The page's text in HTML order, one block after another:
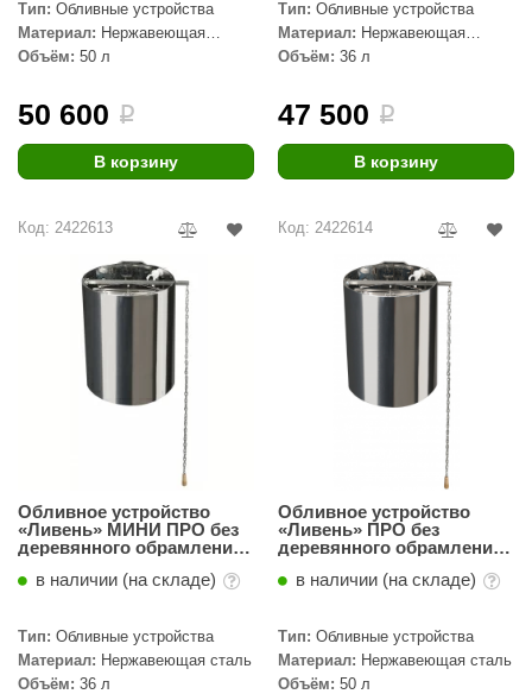
Тип: Обливные устройства
Материал: Нержавеющая
сталь, Дерево
Объём: 50 л
50 600 i
В корзину
Тип: Обливные устройства
Материал: Нержавеющая
сталь, Дерево
Объём: 36 л
47 500 i
В корзину
Код: 2422613
Обливное устройство
«Ливень» МИНИ ПРО без
деревянного обрамления,
литров
в наличии (на складе)
Тип: Обливные устройства
Материал: Нержавеющая сталь
Объём: 36 л
Код: 2422614
Обливное устройство
«Ливень» ПРО без
деревянного обрамления,
литров
в наличии (на складе)
Тип: Обливные устройства
Материал: Нержавеющая сталь
Объём: 50 л